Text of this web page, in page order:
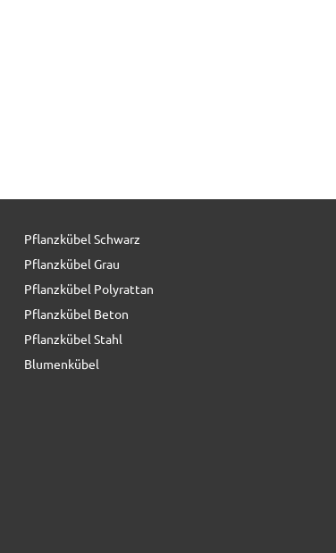
9,90 € *
Pflanzkübel Schwarz
Pflanzkübel Grau
Pflanzkübel Polyrattan
Pflanzkübel Beton
Pflanzkübel Stahl
Blumenkübel